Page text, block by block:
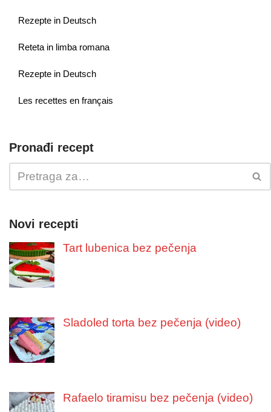
Rezepte in Deutsch
Reteta in limba romana
Rezepte in Deutsch
Les recettes en français
Pronađi recept
Novi recepti
Tart lubenica bez pečenja
Sladoled torta bez pečenja (video)
Rafaelo tiramisu bez pečenja (video)